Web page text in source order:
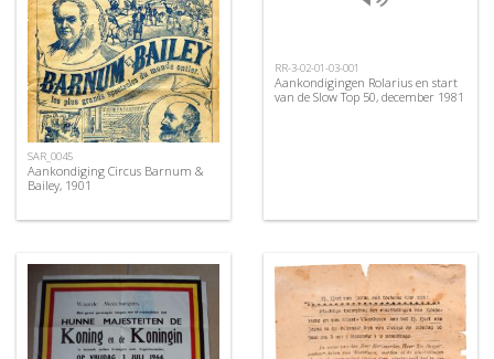
SAR_0045
Aankondiging Circus Barnum &
Bailey, 1901
RR-3-02-01-03-001
Aankondigingen Rolarius en start
van de Slow Top 50, december 1981